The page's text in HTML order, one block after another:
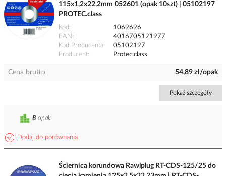
115x1,2x22,2mm 052601 (opak 10szt) | 05102197
PROTEC.class
Kod
1069696
EAN
4016705121977
Kod Producenta
05102197
Producent
Protec.class
Cena brutto 54,89 zł/opak
Pokaż szczegóły
Dodaj do porównania
8 opak
Ściernica korundowa Rawlplug RT-CDS-125/25 do